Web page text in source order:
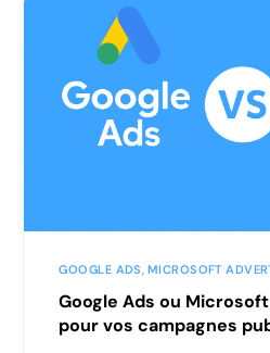
GOOGLE ADS, MICROSOFT
Google Ads ou
pour vos campagnes